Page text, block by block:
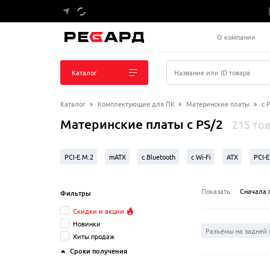
О компании
Каталог Название или ID товара
Каталог Комплектующие для ПК Материнские платы с
Материнские платы с PS/2 215
PCI-E M.2 mATX с Bluetooth с Wi-Fi ATX PCI-
Фильтры
Скидки и акции
Новинки
Хиты продаж
Сроки получения
Показать: Сначала
Разъёмы на задней